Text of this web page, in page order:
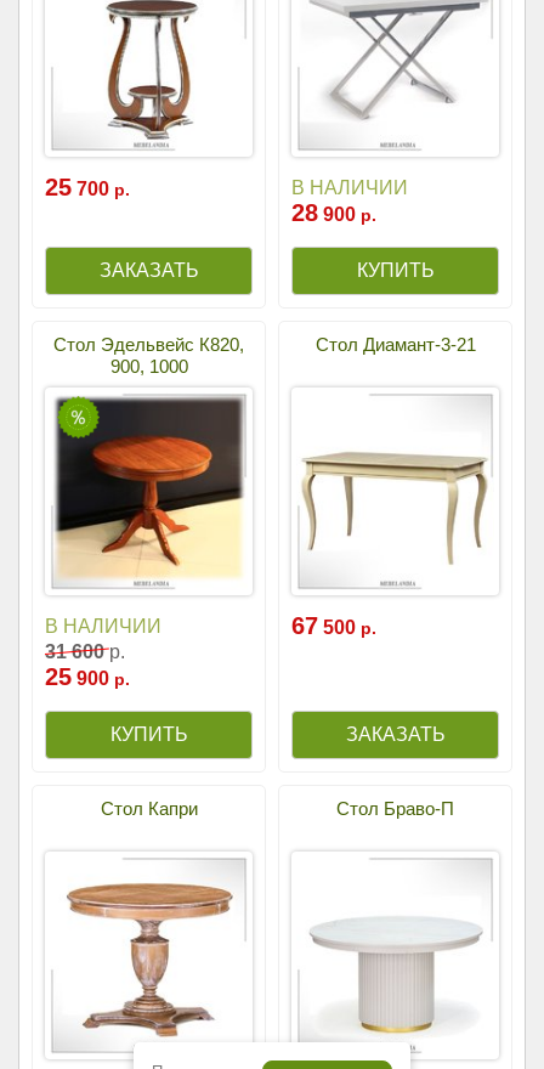
25 700 р. В НАЛИЧИИ
28 900 р.
Стол Эдельвейс К820,
900, 1000
В НАЛИЧИИ
31 600р.
25 900 р.
Стол Диамант-3-21
67 500 р.
Стол Капри Стол Браво-П